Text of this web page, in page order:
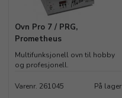
Ovn Pro 7 / PRG,
Prometheus
Multifunksjonell ovn til hobby
og profesjonell.
Varenr. 261045 På lager